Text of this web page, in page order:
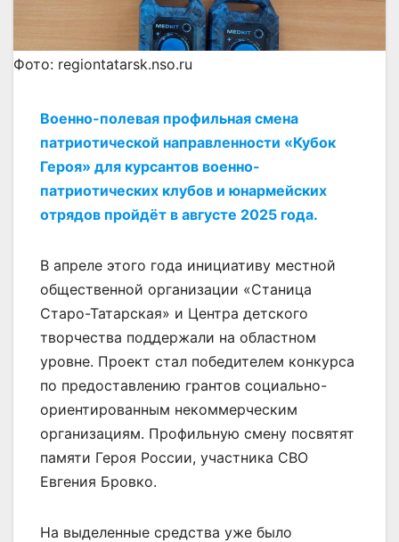
Фото: regiontatarsk.nso.ru
Военно-полевая профильная смена
патриотической направленности «Кубок
Героя» для курсантов военно-
патриотических клубов и юнармейских
отрядов пройдёт в августе 2025 года.
В апреле этого года инициативу местной
общественной организации «Станица
Старо-Татарская» и Центра детского
творчества поддержали на областном
уровне. Проект стал победителем конкурса
по предоставлению грантов социально-
ориентированным некоммерческим
организациям. Профильную смену посвятят
памяти Героя России, участника СВО
Евгения Бровко.
На выделенные средства уже было